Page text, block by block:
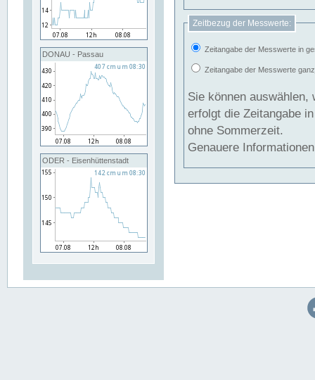
DONAU - Passau
ODER - Eisenhüttenstadt
Zeitbezug der Messwerte:
Zeitangabe der Messwerte in
Zeitangabe der Messwerte
Sie können auswählen,
erfolgt die Zeitangabe
ohne Sommerzeit.
Genauere